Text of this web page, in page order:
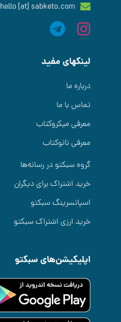
hello [at] sabketo.com
لینکهای مفید
درباره ما
تماس با ما
معرفی میکروکتاب
معرفی نانوکتاب
گروه سبکتو در رسانه‌ها
خرید اشتراک برای دیگران
اسپانسرینگ سبکتو
خرید ارزی اشتراک سبکتو
اپلیکیشن‌های سبکتو